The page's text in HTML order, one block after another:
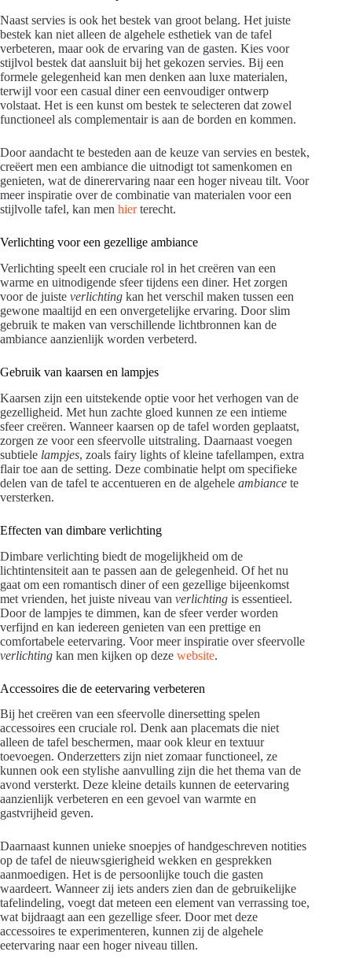
Naast servies is ook het bestek van groot belang. Het juiste
bestek kan niet alleen de algehele esthetiek van de tafel
verbeteren, maar ook de ervaring van de gasten. Kies voor
stijlvol bestek dat aansluit bij het gekozen servies. Bij een
formele gelegenheid kan men denken aan luxe materialen,
terwijl voor een casual diner een eenvoudiger ontwerp
volstaat. Het is een kunst om bestek te selecteren dat zowel
functioneel als complementair is aan de borden en kommen.
Door aandacht te besteden aan de keuze van servies en bestek,
creëert men een ambiance die uitnodigt tot samenkomen en
genieten, wat de dinerervaring naar een hoger niveau tilt. Voor
meer inspiratie over de combinatie van materialen voor een
stijlvolle tafel, kan men hierterecht.
Verlichting voor een gezellige ambiance
Verlichting speelt een cruciale rol in het creëren van een
warme en uitnodigende sfeer tijdens een diner. Het zorgen
voor de juiste verlichting kan het verschil maken tussen een
gewone maaltijd en een onvergetelijke ervaring. Door slim
gebruik te maken van verschillende lichtbronnen kan de
ambiance aanzienlijk worden verbeterd.
Gebruik van kaarsen en lampjes
Kaarsen zijn een uitstekende optie voor het verhogen van de
gezelligheid. Met hun zachte gloed kunnen ze een intieme
sfeer creëren. Wanneer kaarsen op de tafel worden geplaatst,
zorgen ze voor een sfeervolle uitstraling. Daarnaast voegen
subtiele lampjes, zoals fairy lights of kleine tafellampen, extra
flair toe aan de setting. Deze combinatie helpt om specifieke
delen van de tafel te accentueren en de algehele ambiance te
versterken.
Effecten van dimbare verlichting
Dimbare verlichting biedt de mogelijkheid om de
lichtintensiteit aan te passen aan de gelegenheid. Of het nu
gaat om een romantisch diner of een gezellige bijeenkomst
met vrienden, het juiste niveau van verlichting is essentieel.
Door de lampjes te dimmen, kan de sfeer verder worden
verfijnd en kan iedereen genieten van een prettige en
comfortabele eetervaring. Voor meer inspiratie over sfeervolle
verlichting kan men kijken op deze website.
Accessoires die de eetervaring verbeteren
Bij het creëren van een sfeervolle dinersetting spelen
accessoires een cruciale rol. Denk aan placemats die niet
alleen de tafel beschermen, maar ook kleur en textuur
toevoegen. Onderzetters zijn niet zomaar functioneel, ze
kunnen ook een stylishe aanvulling zijn die het thema van de
avond versterkt. Deze kleine details kunnen de eetervaring
aanzienlijk verbeteren en een gevoel van warmte en
gastvrijheid geven.
Daarnaast kunnen unieke snoepjes of handgeschreven notities
op de tafel de nieuwsgierigheid wekken en gesprekken
aanmoedigen. Het is de persoonlijke touch die gasten
waardeert. Wanneer zij iets anders zien dan de gebruikelijke
tafelindeling, voegt dat meteen een element van verrassing toe,
wat bijdraagt aan een gezellige sfeer. Door met deze
accessoires te experimenteren, kunnen zij de algehele
eetervaring naar een hoger niveau tillen.